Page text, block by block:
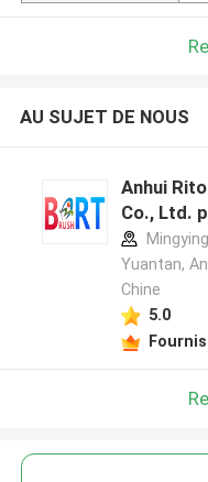
AU SUJET DE NOUS
Anhui
Co., Ltd.
Yuantan,
Chine
5.0